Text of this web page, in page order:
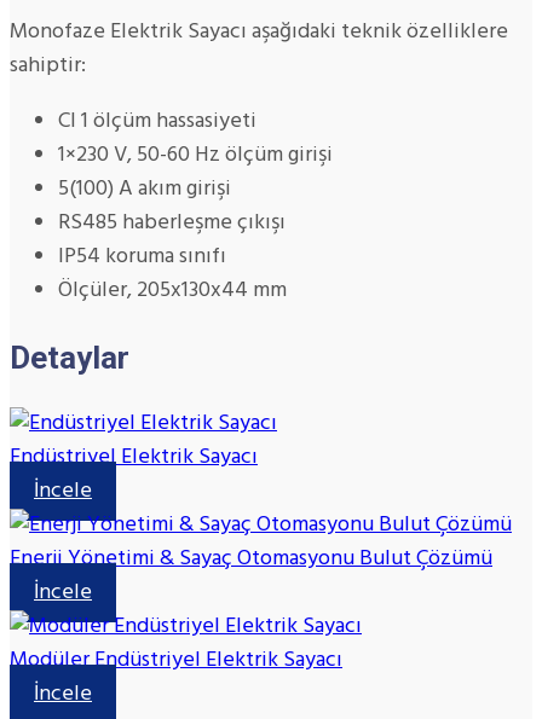
Monofaze Elektrik Sayacı aşağıdaki teknik özelliklere
sahiptir:
Cl 1 ölçüm hassasiyeti
1×230 V, 50-60 Hz ölçüm girişi
5(100) A akım girişi
RS485 haberleşme çıkışı
IP54 koruma sınıfı
Ölçüler, 205x130x44 mm
Detaylar
Endüstriyel Elektrik Sayacı
İncele
Enerji Yönetimi & Sayaç Otomasyonu Bulut Çözümü
İncele
Modüler Endüstriyel Elektrik Sayacı
İncele